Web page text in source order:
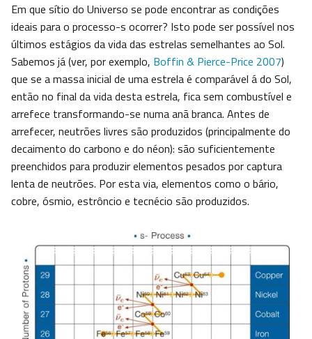
Em que sítio do Universo se pode encontrar as condições
ideais para o processo-s ocorrer? Isto pode ser possível nos
últimos estágios da vida das estrelas semelhantes ao Sol.
Sabemos já (ver, por exemplo, Boffin & Pierce-Price 2007)
que se a massa inicial de uma estrela é comparável á do Sol,
então no final da vida desta estrela, fica sem combustível e
arrefece transformando-se numa anã branca. Antes de
arrefecer, neutrões livres são produzidos (principalmente do
decaimento do carbono e do néon): são suficientemente
preenchidos para produzir elementos pesados por captura
lenta de neutrões. Por esta via, elementos como o bário,
cobre, ósmio, estrôncio e tecnécio são produzidos.